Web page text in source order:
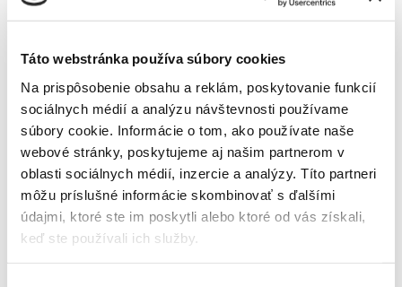
Táto webstránka používa súbory cookies
Na prispôsobenie obsahu a reklám, poskytovanie funkcií
sociálnych médií a analýzu návštevnosti používame
súbory cookie. Informácie o tom, ako používate naše
webové stránky, poskytujeme aj našim partnerom v
oblasti sociálnych médií, inzercie a analýzy. Títo partneri
môžu príslušné informácie skombinovať s ďalšími
údajmi, ktoré ste im poskytli alebo ktoré od vás získali,
keď ste používali ich služby.
Dizajnové riešenia